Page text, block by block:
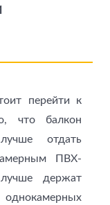
перейти к
что балкон
отдать
ПВХ-
держат
однокамерных